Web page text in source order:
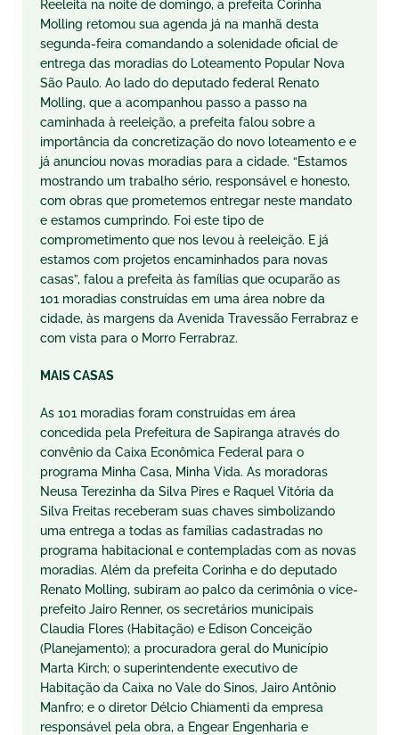
Reeleita na noite de domingo, a prefeita Corinha
Molling retomou sua agenda já na manhã desta
segunda-feira comandando a solenidade oficial de
entrega das moradias do Loteamento Popular Nova
São Paulo. Ao lado do deputado federal Renato
Molling, que a acompanhou passo a passo na
caminhada à reeleição, a prefeita falou sobre a
importância da concretização do novo loteamento e e
já anunciou novas moradias para a cidade. “Estamos
mostrando um trabalho sério, responsável e honesto,
com obras que prometemos entregar neste mandato
e estamos cumprindo. Foi este tipo de
comprometimento que nos levou à reeleição. E já
estamos com projetos encaminhados para novas
casas”, falou a prefeita às famílias que ocuparão as
101 moradias construídas em uma área nobre da
cidade, às margens da Avenida Travessão Ferrabraz e
com vista para o Morro Ferrabraz.
MAIS CASAS
As 101 moradias foram construídas em área
concedida pela Prefeitura de Sapiranga através do
convênio da Caixa Econômica Federal para o
programa Minha Casa, Minha Vida. As moradoras
Neusa Terezinha da Silva Pires e Raquel Vitória da
Silva Freitas receberam suas chaves simbolizando
uma entrega a todas as famílias cadastradas no
programa habitacional e contempladas com as novas
moradias. Além da prefeita Corinha e do deputado
Renato Molling, subiram ao palco da cerimônia o vice-
prefeito Jairo Renner, os secretários municipais
Claudia Flores (Habitação) e Edison Conceição
(Planejamento); a procuradora geral do Município
Marta Kirch; o superintendente executivo de
Habitação da Caixa no Vale do Sinos, Jairo Antônio
Manfro; e o diretor Délcio Chiamenti da empresa
responsável pela obra, a Engear Engenharia e